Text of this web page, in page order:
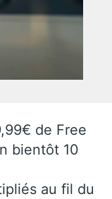
de Free
bientôt 10
au fil du